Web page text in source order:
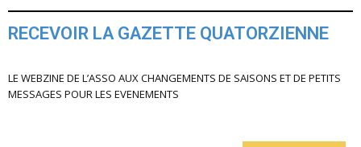
RECEVOIR LA GAZETTE QUATORZIENNE
LE WEBZINE DE L’ASSO AUX CHANGEMENTS DE SAISONS ET DE PETITS
MESSAGES POUR LES EVENEMENTS